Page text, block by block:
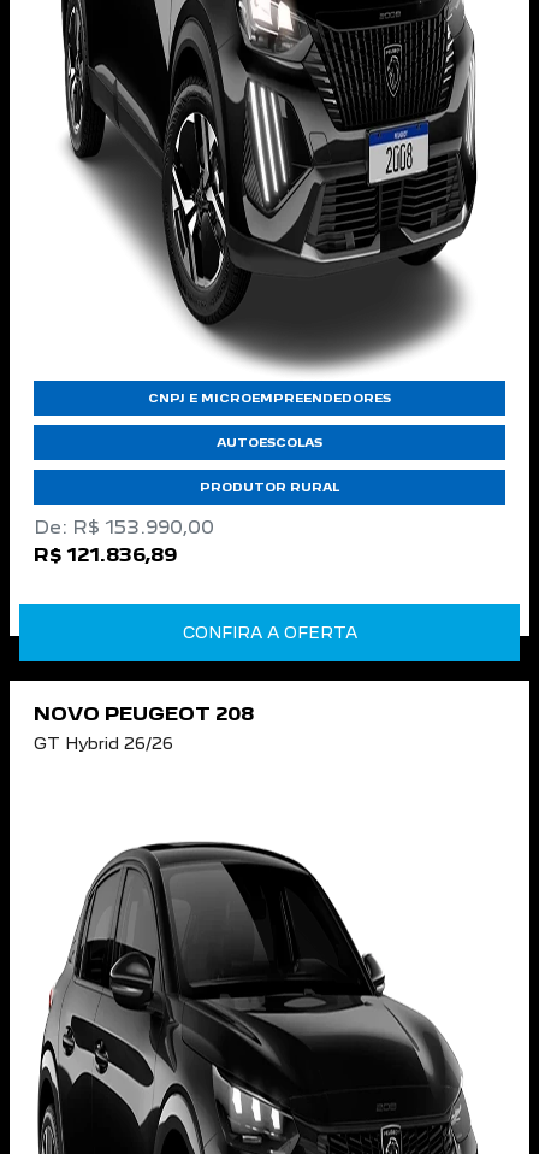
CNPJ E MICROEMPREENDEDORES
AUTOESCOLAS
PRODUTOR RURAL
De: R$ 153.990,00
R$ 121.836,89
CONFIRA A OFERTA
NOVO PEUGEOT 208
GT Hybrid 26/26